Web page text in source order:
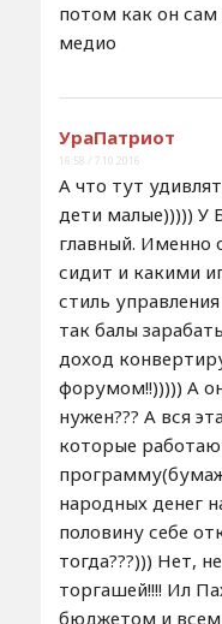
потом как он сам
медио
УраПатриот
16:58 / 7.10.2016
А что тут
дети малые))))) У
главный. Именно
сидит и какими
стиль
так балы
доход
форумом!!))))) А
нужен??? А вся
которые
народных денег
половину себе
тогда???))) Нет,
торгашей!!!! Ил
бюджетом и всем